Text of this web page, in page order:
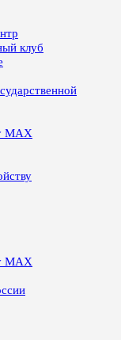
клуб
MAX
MAX